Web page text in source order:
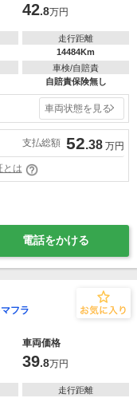
42.8万円
走行距離
14484Km
車検/自賠責
自賠責保険無し
車両状態を見る
支払総額 52.38 万円
とは
電話をかける
フラ
車両価格
39.8万円
走行距離